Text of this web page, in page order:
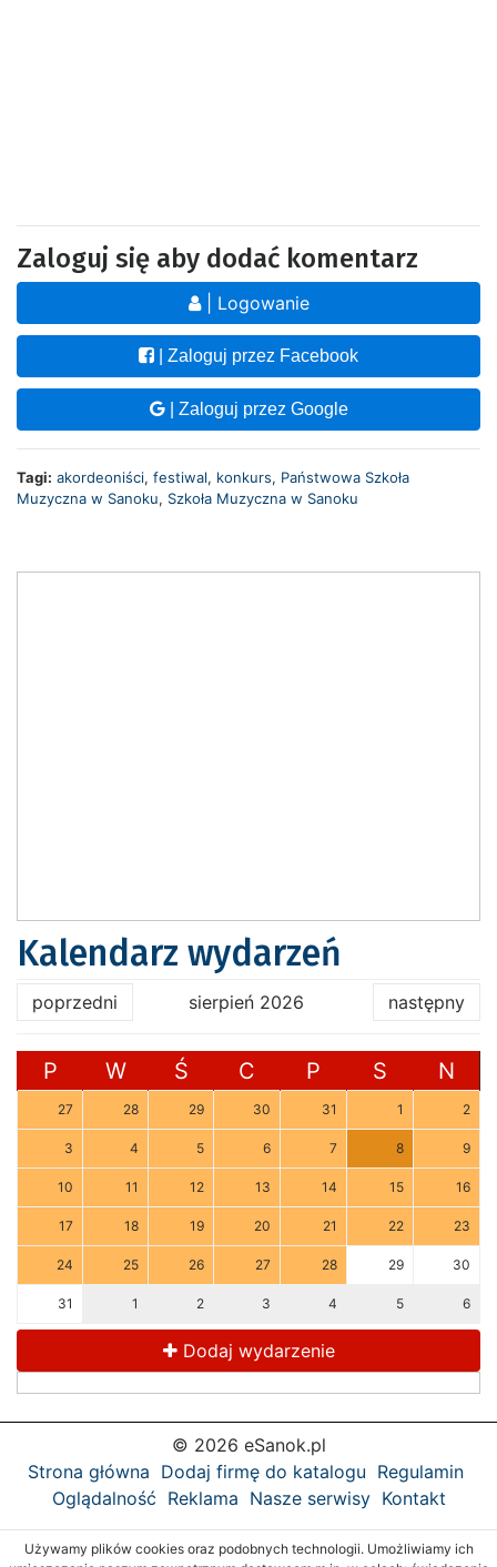
Zaloguj się aby dodać komentarz
| Logowanie
| Zaloguj przez Facebook
| Zaloguj przez Google
Tagi: akordeoniści, festiwal, konkurs, Państwowa Szkoła
Muzyczna w Sanoku, Szkoła Muzyczna w Sanoku
Kalendarz wydarzeń
poprzedni sierpień 2026 następny
P W Ś C P S N
27 28 29 30 31 1 2
3 4 5 6 7 8 9
10 11 12 13 14 15 16
17 18 19 20 21 22 23
24 25 26 27 28 29 30
31 1 2 3 4 5 6
Dodaj wydarzenie
© 2026 eSanok.pl
Strona główna Dodaj firmę do katalogu Regulamin
Oglądalność Reklama Nasze serwisy Kontakt
Używamy plików cookies oraz podobnych technologii. Umożliwiamy ich